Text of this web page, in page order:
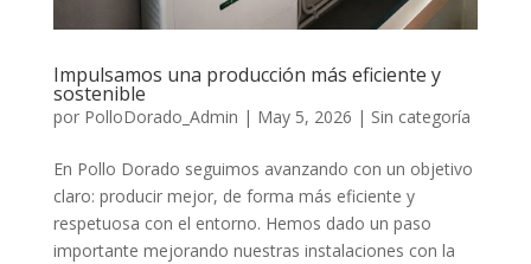
Impulsamos una producción más eficiente y
sostenible
por PolloDorado_Admin | May 5, 2026 | Sin categoría
En Pollo Dorado seguimos avanzando con un objetivo
claro: producir mejor, de forma más eficiente y
respetuosa con el entorno. Hemos dado un paso
importante mejorando nuestras instalaciones con la